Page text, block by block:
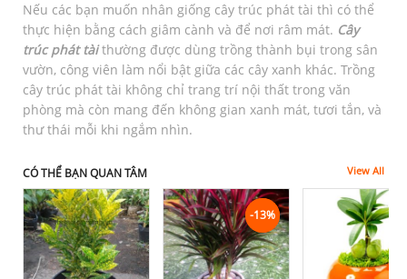
Nếu các bạn muốn nhân giống cây trúc phát tài thì có thể
thực hiện bằng cách giâm cành và để nơi râm mát. Cây
trúc phát tàithường được dùng trồng thành bụi trong sân
vườn, công viên làm nổi bật giữa các cây xanh khác. Trồng
cây trúc phát tài không chỉ trang trí nội thất trong văn
phòng mà còn mang đến không gian xanh mát, tươi tắn, và
thư thái mỗi khi ngắm nhìn.
CÓ THỂ BẠN QUAN TÂM View All
-13%
-13%